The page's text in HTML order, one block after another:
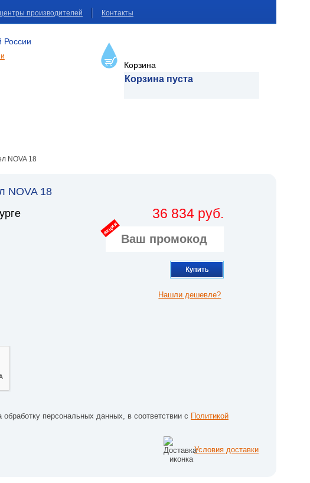
производителей Контакты
России
Корзина
Корзина пуста
NOVA 18
NOVA 18
36 834 руб.
акция
Купить
Нашли дешевле?
обработку персональных данных, в соответствии с Политикой
Условия доставки